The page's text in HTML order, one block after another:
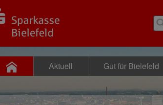
Aktuell Gut für Bielefeld